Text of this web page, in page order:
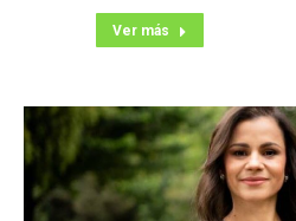
Ver más